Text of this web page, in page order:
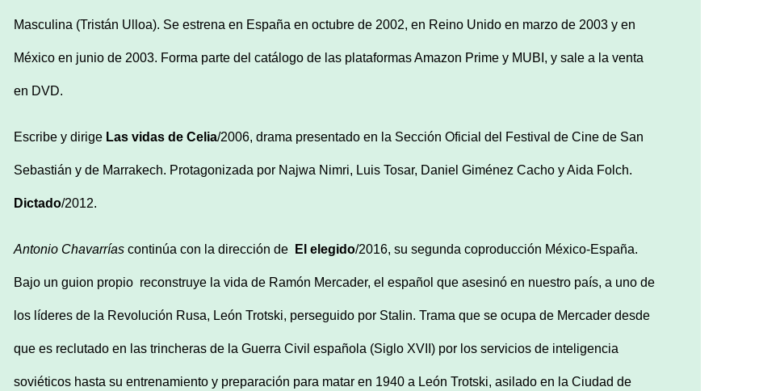
Masculina (Tristán Ulloa). Se estrena en España en octubre de 2002, en Reino Unido en marzo de 2003 y en
México en junio de 2003. Forma parte del catálogo de las plataformas Amazon Prime y MUBI, y sale a la venta
en DVD.
Escribe y dirige Las vidas de Celia/2006, drama presentado en la Sección Oficial del Festival de Cine de San
Sebastián y de Marrakech. Protagonizada por Najwa Nimri, Luis Tosar, Daniel Giménez Cacho y Aida Folch.
Dictado/2012.
Antonio Chavarrías continúa con la dirección de El elegido/2016, su segunda coproducción México-España.
Bajo un guion propio reconstruye la vida de Ramón Mercader, el español que asesinó en nuestro país, a uno de
los líderes de la Revolución Rusa, León Trotski, perseguido por Stalin. Trama que se ocupa de Mercader desde
que es reclutado en las trincheras de la Guerra Civil española (Siglo XVII) por los servicios de inteligencia
soviéticos hasta su entrenamiento y preparación para matar en 1940 a León Trotski, asilado en la Ciudad de